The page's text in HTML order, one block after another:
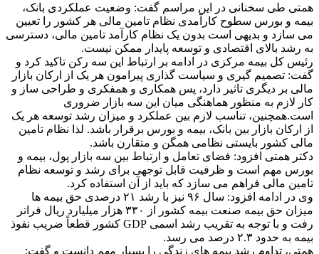
همتی طی سخنانی در این مراسم گفت: وضعیت عملکردی بانک،
بیمه و بورس سطوح کارآمدی نظام تامین مالی هر کشور را تعیین
می سازد و بدیهی است بدون یک نظام کارآمد تامین مالی، دسترسی
به رشد بالای اقتصادی و توسعه پایدار ممکن نیست.
رئیس کل بیمه مرکزی در ادامه بر ارتباط این سه رکن تاکید کرد و
گفت: تصمیم گیری و سیاست گذاری پیرامون هر یک از ارکان بازار
مالی بر دیگری تاثیر دارد، پس همکاری و همفکری و طراحی ساز و
کار لازم به منظور هماهنگی میان این سه بازار ضروری
است.همچنین، تناسب لازم بین عملکرد و میزان رشد توسعه هر یک
از ارکان بازار بین بانک، بیمه و بورس برقرار باشد. لذا نظام تامین
مالی کشور بایستی نظامی همگن و متقارن باشد.
دکتر همتی افزود: فضای تعامل و ارتباط بین سه بازار پول، بیمه و
بورس مهم است و ظرفیت قابل توجهی برای رشد و توسعه نظام
تامین مالی فراهم می سازد که باید از آن استفاده کرد.
وی در ادامه افزود: سال ۹۶ نیز با رشد ۲۱ درصدی حق بیمه ها
میزان حق بیمه صنعت بیمه کشور از ۳۳۰ هزار میلیارد ریال فراتر
رفت و با توجه به تقریب رشد اسمی GDP کشور قطعاً ضریب نفوذ
بیمه به حدود ۲.۳ درصد می رسد.
همتی، تداوم رشد بیمه های زندگی را بسیار مهم دانست و گفت: